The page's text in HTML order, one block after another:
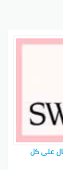
إضافي فعال على كل